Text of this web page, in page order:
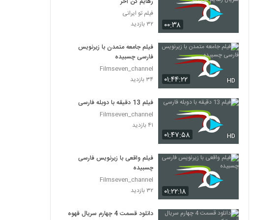
۰۰:۳۸
فیلم تو ایرانی
۳۲ بازدید
۰۱:۴۴:۲۲ HD
فیلم جامعه متمدن با زیرنویس
فارسی چسبیده
Filmseven_channel
۳۴ بازدید
۰۱:۴۷:۵۸ HD
فیلم 13 دقیقه با دوبله فارسی
Filmseven_channel
۴۱ بازدید
۰۱:۲۲:۱۸
فیلم واقعی با زیرنویس فارسی
چسبیده
Filmseven_channel
۳۲ بازدید
دانلود قسمت 4 چهارم سریال قهوه